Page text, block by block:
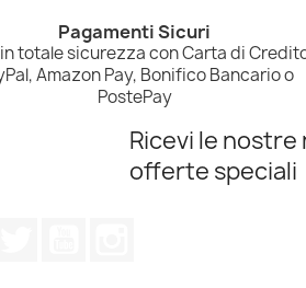
Pagamenti Sicuri
totale sicurezza con Carta di
Amazon Pay, Bonifico Bancario o
PostePay
Ricevi le nostre
offerte speciali